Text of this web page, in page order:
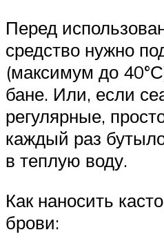
Перед
средство нужно
(максимум до
бане. Или, если
регулярные,
каждый раз
в теплую воду.
Как наносить
брови: